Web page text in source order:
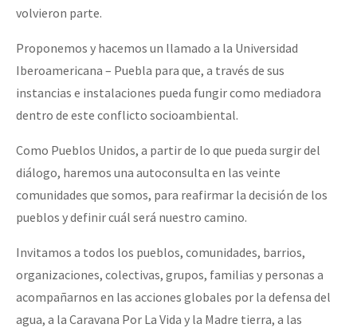
volvieron parte.
Proponemos y hacemos un llamado a la Universidad
Iberoamericana – Puebla para que, a través de sus
instancias e instalaciones pueda fungir como mediadora
dentro de este conflicto socioambiental.
Como Pueblos Unidos, a partir de lo que pueda surgir del
diálogo, haremos una autoconsulta en las veinte
comunidades que somos, para reafirmar la decisión de los
pueblos y definir cuál será nuestro camino.
Invitamos a todos los pueblos, comunidades, barrios,
organizaciones, colectivas, grupos, familias y personas a
acompañarnos en las acciones globales por la defensa del
agua, a la Caravana Por La Vida y la Madre tierra, a las